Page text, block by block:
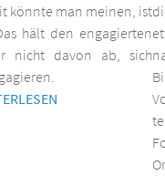
könnte man meinen, ist
hält den engagierten
nicht davon ab, sich